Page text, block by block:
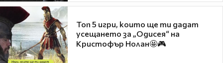
Топ 5 игри, които ще ти дадат
усещането за „Одисея“ на
Кристофър Нолан🤩🎮